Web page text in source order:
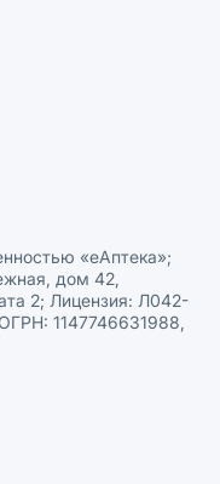
данных
«еАптека»;
дом 42,
2; Лицензия: Л042-
1147746631988,